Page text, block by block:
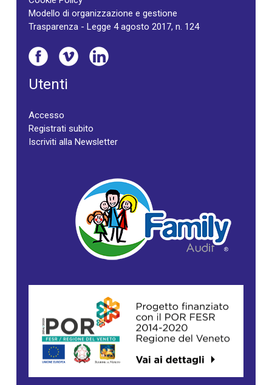
Modello di organizzazione e gestione
Trasparenza - Legge 4 agosto 2017, n. 124
Utenti
Accesso
Registrati subito
Iscriviti alla Newsletter